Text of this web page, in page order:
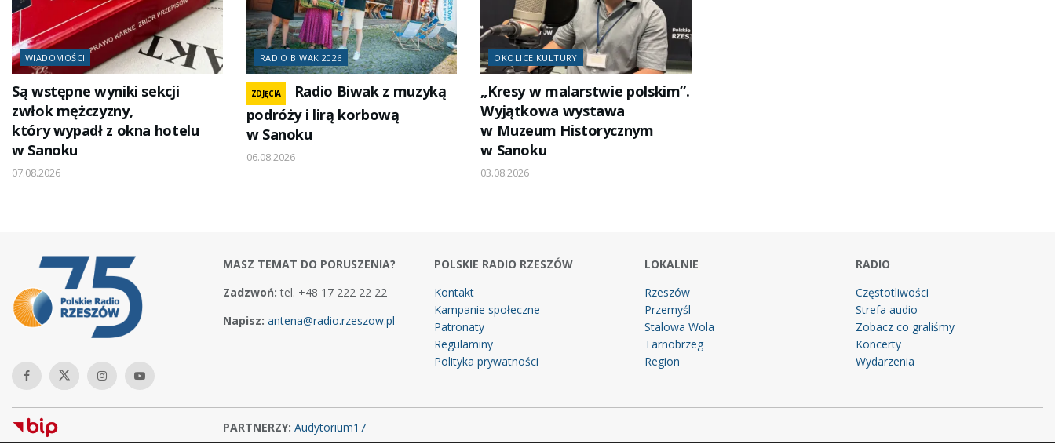
WIADOMOŚCI
Są wstępne wyniki sekcji
zwłok mężczyzny,
który wypadł z okna hotelu
w Sanoku
07.08.2026
RADIO BIWAK 2026
ZDJĘCIA
Radio Biwak z muzyką
podróży i lirą korbową
w Sanoku
06.08.2026
OKOLICE KULTURY
„Kresy w malarstwie polskim”.
Wyjątkowa wystawa
w Muzeum Historycznym
w Sanoku
03.08.2026
MASZ TEMAT DO PORUSZENIA?
Zadzwoń: tel. +48 17 222 22 22
Napisz: antena@radio.rzeszow.pl
POLSKIE RADIO RZESZÓW
Kontakt
Kampanie społeczne
Patronaty
Regulaminy
Polityka prywatności
LOKALNIE
Rzeszów
Przemyśl
Stalowa Wola
Tarnobrzeg
Region
RADIO
Częstotliwości
Strefa audio
Zobacz co graliśmy
Koncerty
Wydarzenia
PARTNERZY: Audytorium17